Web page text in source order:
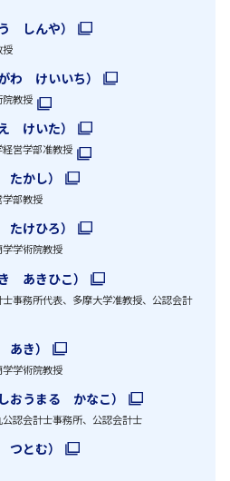
しんや）
わ けいいち）
教授
けいた）
営学部准教授
かし）
部教授
けひろ）
学術院教授
あきひこ）
事務所代表、多摩大学准教授、公認会計
き）
学術院教授
おうまる かなこ）
認会計士事務所、公認会計士
とむ）